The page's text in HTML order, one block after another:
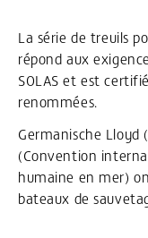
La série de treuils
répond aux
SOLAS et est
renommées.
Germanische Lloyd
(Convention
humaine en mer)
bateaux de